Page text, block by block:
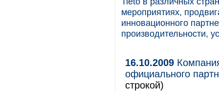
мероприятиях,
инновационного
производительности,
16.10.2009
официального
строкой)